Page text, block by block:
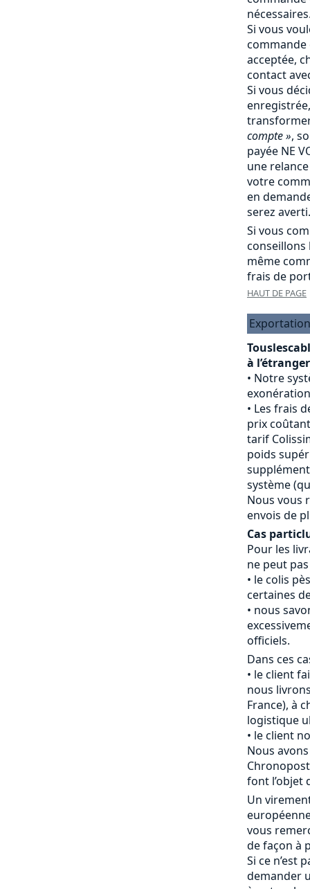
Si vous
commande
acceptée,
contact
Si vous
compte »,
payée NE
une
votre
en
serez averti.
Si vous
conseillons
même
frais de
HAUT DE PAGE
à
Notre
Les frais
prix
tarif
poids
système
Nous vous
envois de
Cas
Pour les
ne peut
le colis
certaines
nous
officiels.
Dans ces
le client
nous
France), à
logistique
le client
Nous
font l’objet
Un
vous
de façon à
Si ce n’est
demander